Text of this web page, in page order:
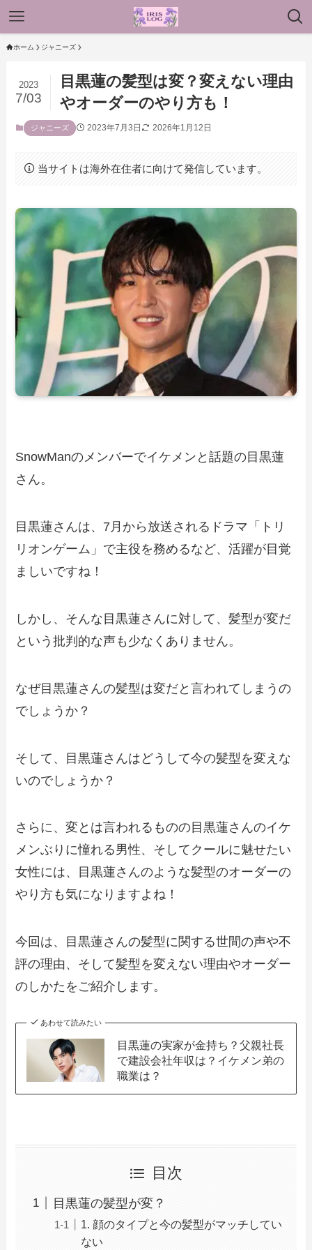
ホーム ジャニーズ
目黒蓮の髪型は変？変えない理由
やオーダーのやり方も！
2023
7/03
ジャニーズ 2023年7月3日 2026年1月12日
当サイトは海外在住者に向けて発信しています。
SnowManのメンバーでイケメンと話題の目黒蓮
さん。
目黒蓮さんは、7月から放送されるドラマ「トリ
リオンゲーム」で主役を務めるなど、活躍が目覚
ましいですね！
しかし、そんな目黒蓮さんに対して、髪型が変だ
という批判的な声も少なくありません。
なぜ目黒蓮さんの髪型は変だと言われてしまうの
でしょうか？
そして、目黒蓮さんはどうして今の髪型を変えな
いのでしょうか？
さらに、変とは言われるものの目黒蓮さんのイケ
メンぶりに憧れる男性、そしてクールに魅せたい
女性には、目黒蓮さんのような髪型のオーダーの
やり方も気になりますよね！
今回は、目黒蓮さんの髪型に関する世間の声や不
評の理由、そして髪型を変えない理由やオーダー
のしかたをご紹介します。
あわせて読みたい
目黒蓮の実家が金持ち？父親社長
で建設会社年収は？イケメン弟の
職業は？
目次
目黒蓮の髪型が変？
1. 顔のタイプと今の髪型がマッチしてい
ない